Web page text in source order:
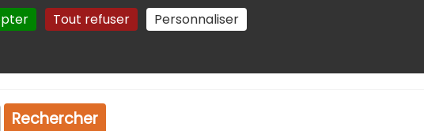
Tout refuser Personnaliser
Plan du site Gestion des cookies
Rechercher